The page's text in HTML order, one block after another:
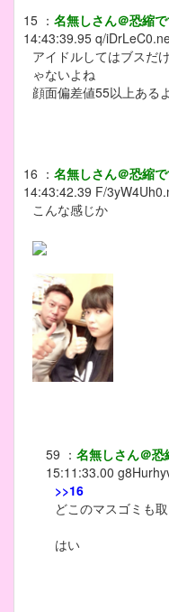
15 ： 名無しさん＠恐縮
14:43:39.95 q/
アイドルしてはブスだ
ゃないよね
顔面偏差値55以上あるよ
16 ： 名無しさん＠恐縮
14:43:42.39 F/
こんな感じか
59 ： 名無しさん＠
15:11:33.00
>>16
どこのマスゴミも
はい